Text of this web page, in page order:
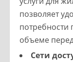
позволяет
потребности
объеме
Сети